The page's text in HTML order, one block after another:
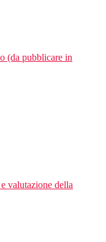
(da pubblicare in
valutazione della